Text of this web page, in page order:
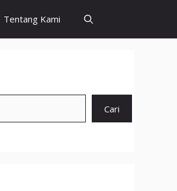
Tentang Kami
Cari